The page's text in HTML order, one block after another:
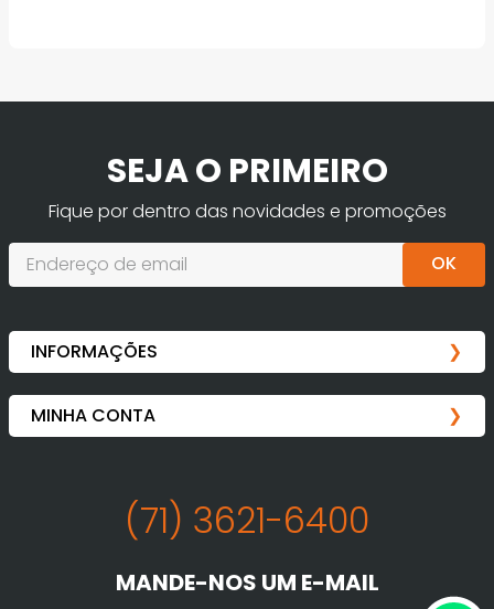
SEJA O PRIMEIRO
Fique por dentro das novidades e promoções
OK
(71) 3621-6400
MANDE-NOS UM E-MAIL